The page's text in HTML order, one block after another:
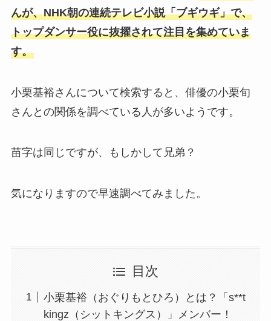
んが、NHK朝の連続テレビ小説「ブギウギ」で、
トップダンサー役に抜擢されて注目を集めていま
す。
小栗基裕さんについて検索すると、俳優の小栗旬
さんとの関係を調べている人が多いようです。
苗字は同じですが、もしかして兄弟？
気になりますので早速調べてみました。
目次
小栗基裕（おぐりもとひろ）とは？「s**t
kingz（シットキングス）」メンバー！